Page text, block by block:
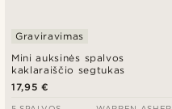
Mini auksinės spalvos
kaklaraiščio segtukas
Graviravimas
17,95 €